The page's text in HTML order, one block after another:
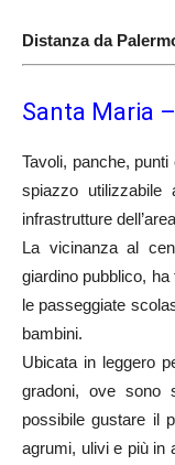
Distanza da
Santa Maria
Tavoli, panche, punti
spiazzo
infrastrutture
La vicinanza al
giardino pubblico, ha
le passeggiate
bambini.
Ubicata in leggero
gradoni, ove sono
possibile gustare il
agrumi, ulivi e più in